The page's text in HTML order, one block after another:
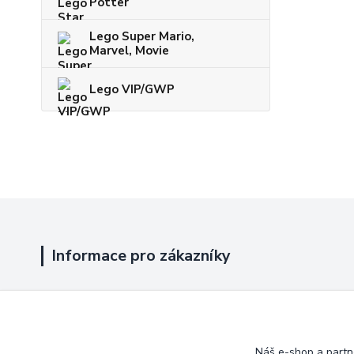
Lego Super Mario,
Marvel, Movie
Lego VIP/GWP
Informace pro zákazníky